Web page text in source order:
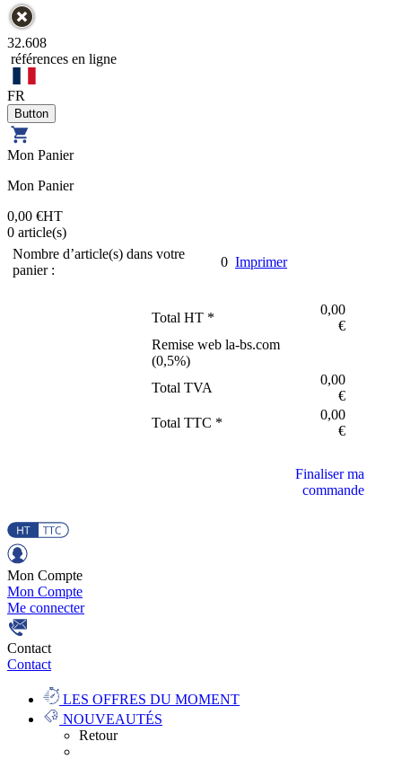
32.608
références en ligne
FR
Mon Panier
Mon Panier
0,00 €HT
0 article(s)
Nombre d’article(s) dans votre
panier :
0 Imprimer
Total HT *
0,00
€
Remise web la-bs.com
(0,5%)
Total TVA
0,00
€
Total TTC *
0,00
€
Finaliser ma
commande
Mon Compte
Mon Compte
Me connecter
Contact
Contact
LES OFFRES DU MOMENT
NOUVEAUTÉS
Retour